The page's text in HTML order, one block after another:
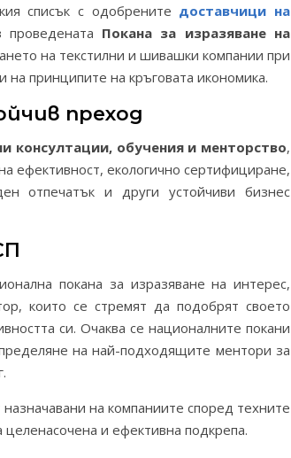
списък с одобрените доставчици на
Покана за изразяване на
на текстилни и шивашки компании при
принципите на кръговата икономика.
преход
консултации, обучения и менторство,
ефективност, екологично сертифициране,
отпечатък и други устойчиви бизнес
покана за изразяване на интерес,
които се стремят да подобрят своето
си. Очаква се националните покани
на най-подходящите ментори за
на компаниите според техните
и ефективна подкрепа.